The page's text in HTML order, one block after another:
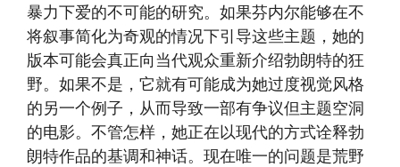
暴力下爱的不可能的研究。如果芬内尔能够在不
将叙事简化为奇观的情况下引导这些主题，她的
版本可能会真正向当代观众重新介绍勃朗特的狂
野。如果不是，它就有可能成为她过度视觉风格
的另一个例子，从而导致一部有争议但主题空洞
的电影。不管怎样，她正在以现代的方式诠释勃
朗特作品的基调和神话。现在唯一的问题是荒野